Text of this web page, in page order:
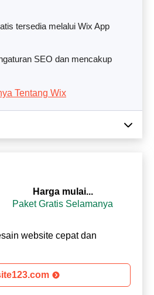
tersedia melalui Wix App
SEO dan mencakup
Tentang Wix
Harga mulai...
Paket Gratis Selamanya
website cepat dan